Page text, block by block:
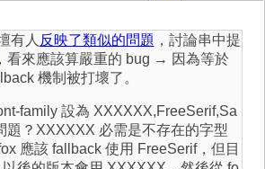
有人反映了類似的問題 ，討論串中提
看來應該算嚴重的 bug → 因為等於
機制被打壞了。
family 設為 XXXXXX,FreeSerif,Sa
題？XXXXXX 必需是不存在的字型
應該 fallback 使用 FreeSerif，但目